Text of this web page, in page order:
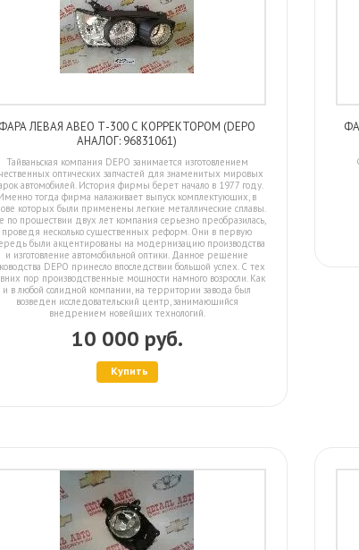
ФАРА ЛЕВАЯ АВЕО Т-300 С КОРРЕКТОРОМ (DEPO
АНАЛОГ: 96831061)
Тайваньская компания DEPO занимается изготовлением
оптических запчастей для знаменитых мировых
автомобилей. История фирмы берет начало в 1977 году.
тогда фирма налаживает выпуск комплектующих, в
которых были применены легкие металлические сплавы.
по прошествии двух лет компания серьезно преобразилась,
проведя несколько существенных реформ. Они в первую
были акцентированы на модернизацию производства
и изготовление автомобильной оптики. Данное решение
DEPO принесло впоследствии большой успех. С тех
пор производственные мощности намного возросли. Как
и в любой солидной компании, на территории завода был
возведен исследовательский центр, занимающийся
внедрением новейших технологий.
10 000 руб.
Купить